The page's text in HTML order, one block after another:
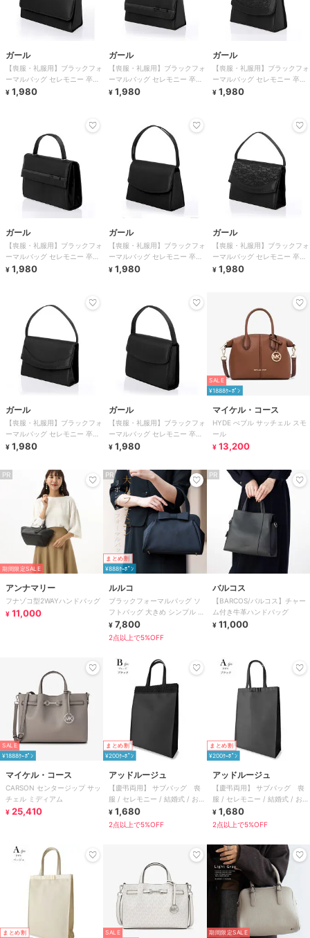
ガール
【喪服・礼服用】ブラックフォ
ーマルバッグ セレモニー 卒業
式 卒園式 入学式 入園式
¥ 1,980
ガール
【喪服・礼服用】ブラックフォ
ーマルバッグ セレモニー 卒業
式 卒園式 入学式 入園式
¥ 1,980
ガール
【喪服・礼服用】ブラックフォ
ーマルバッグ セレモニー 卒業
式 卒園式 入学式 入園式
¥ 1,980
ガール
【喪服・礼服用】ブラックフォ
ーマルバッグ セレモニー 卒業
式 卒園式 入学式 入園式
¥ 1,980
ガール
【喪服・礼服用】ブラックフォ
ーマルバッグ セレモニー 卒業
式 卒園式 入学式 入園式
¥ 1,980
ガール
【喪服・礼服用】ブラックフォ
ーマルバッグ セレモニー 卒業
式 卒園式 入学式 入園式
¥ 1,980
ガール
【喪服・礼服用】ブラックフォ
ーマルバッグ セレモニー 卒業
式 卒園式 入学式 入園式
¥ 1,980
ガール
【喪服・礼服用】ブラックフォ
ーマルバッグ セレモニー 卒業
式 卒園式 入学式 入園式
¥ 1,980
SALE
¥1888ｸｰﾎﾟﾝ
マイケル・コース
HYDE ぺブル サッチェル スモ
ール
¥ 13,200
PR
期間限定SALE
アンナマリー
フナゾコ型2WAYハンドバッグ
¥ 11,000
PR
まとめ割
¥888ｸｰﾎﾟﾝ
ルルコ
ブラックフォーマルバッグ ソ
フトバッグ 大きめ シンプル レ
ディース 喪服 葬儀 お通夜 法
事
¥ 7,800
2点以上で5%OFF
PR
バルコス
【BARCOS/バルコス】チャー
ム付き牛革ハンドバッグ
¥ 11,000
SALE
¥1888ｸｰﾎﾟﾝ
マイケル・コース
CARSON センタージップ サッ
チェル ミディアム
¥ 25,410
まとめ割
¥200ｸｰﾎﾟﾝ
アッドルージュ
【慶弔両用】 サブバッグ 喪
服 / セレモニー / 結婚式 / お受
験 A4対応
¥ 1,680
2点以上で5%OFF
まとめ割
¥200ｸｰﾎﾟﾝ
アッドルージュ
【慶弔両用】 サブバッグ 喪
服 / セレモニー / 結婚式 / お受
験 A4対応
¥ 1,680
2点以上で5%OFF
まとめ割 SALE 期間限定SALE